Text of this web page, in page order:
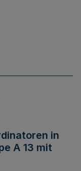
in
A 13 mit